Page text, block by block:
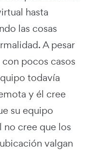
hasta
las cosas
A pesar
pocos casos
todavía
y él cree
su equipo
no cree que los
valgan